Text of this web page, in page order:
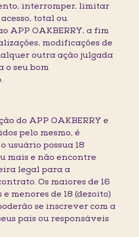
interromper, limitar
total ou
APP OAKBERRY, a fim
modificações de
outra ação julgada
o seu bom
do APP OAKBERRY e
pelo mesmo, é
usuário possua 18
mais e não encontre
legal para a
Os maiores de 16
e menores de 18 (dezoito)
se inscrever com a
pais ou responsáveis